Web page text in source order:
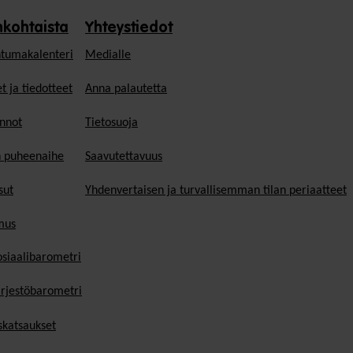
ja tiedotteet
puheenaihe
Yhteystiedot
Medialle
Anna palautetta
Tietosuoja
Saavutettavuus
Yhdenvertaisen ja turvallisemman tilan periaatteet